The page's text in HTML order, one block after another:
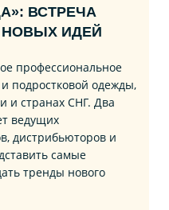
ВСТРЕЧА
ИДЕЙ
профессиональное
подростковой одежды,
и странах СНГ. Два
ведущих
дистрибьюторов и
самые
тренды нового